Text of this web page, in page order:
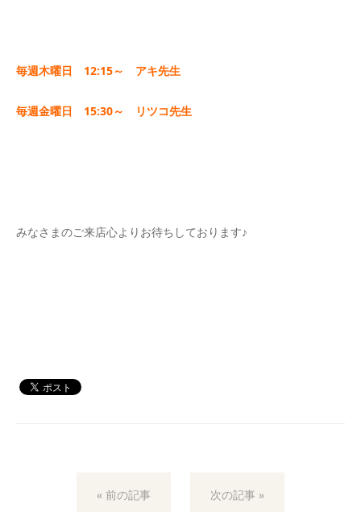
毎週木曜日 12:15～ アキ先生
毎週金曜日 15:30～ リツコ先生
みなさまのご来店心よりお待ちしております♪
« 前の記事 次の記事 »